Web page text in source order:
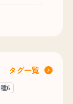
タグ一覧
6